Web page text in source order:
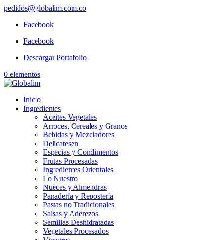
pedidos@globalim.com.co
Facebook
Facebook
Descargar Portafolio
0 elementos
Inicio
Ingredientes
Aceites Vegetales
Arroces, Cereales y Granos
Bebidas y Mezcladores
Delicatesen
Especias y Condimentos
Frutas Procesadas
Ingredientes Orientales
Lo Nuestro
Nueces y Almendras
Panadería y Repostería
Pastas no Tradicionales
Salsas y Aderezos
Semillas Deshidratadas
Vegetales Procesados